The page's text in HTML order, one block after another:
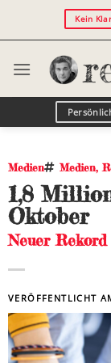
Kein
Medien Medien,
1,8
Oktober
Neuer
VERÖFFENTLICHT